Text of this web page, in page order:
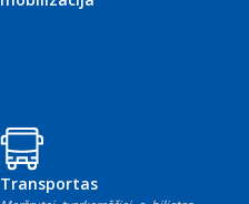
Transportas